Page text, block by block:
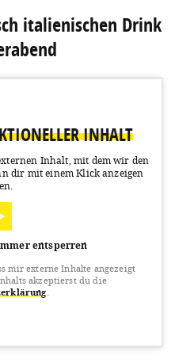
italienischen Drink
INHALT
Inhalt, mit dem wir den
dir mit einem Klick anzeigen
entsperren
mir externe Inhalte angezeigt
akzeptierst du die
.